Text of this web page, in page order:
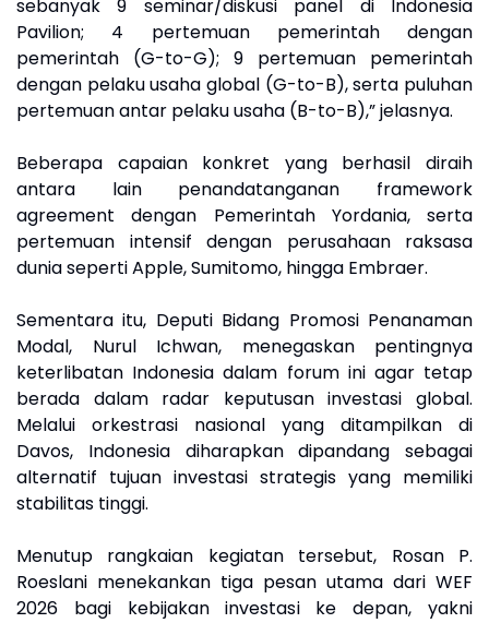
sebanyak 9 seminar/diskusi panel di Indonesia
Pavilion; 4 pertemuan pemerintah dengan
pemerintah (G-to-G); 9 pertemuan pemerintah
dengan pelaku usaha global (G-to-B), serta puluhan
pertemuan antar pelaku usaha (B-to-B),” jelasnya.
Beberapa capaian konkret yang berhasil diraih
antara lain penandatanganan framework
agreement dengan Pemerintah Yordania, serta
pertemuan intensif dengan perusahaan raksasa
dunia seperti Apple, Sumitomo, hingga Embraer.
Sementara itu, Deputi Bidang Promosi Penanaman
Modal, Nurul Ichwan, menegaskan pentingnya
keterlibatan Indonesia dalam forum ini agar tetap
berada dalam radar keputusan investasi global.
Melalui orkestrasi nasional yang ditampilkan di
Davos, Indonesia diharapkan dipandang sebagai
alternatif tujuan investasi strategis yang memiliki
stabilitas tinggi.
Menutup rangkaian kegiatan tersebut, Rosan P.
Roeslani menekankan tiga pesan utama dari WEF
2026 bagi kebijakan investasi ke depan, yakni